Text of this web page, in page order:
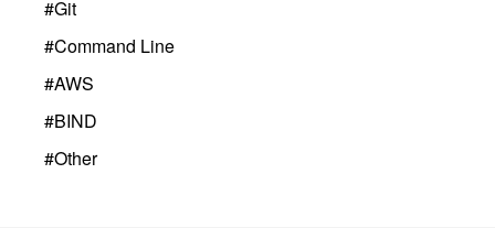
#Git
#Command Line
#AWS
#BIND
#Other